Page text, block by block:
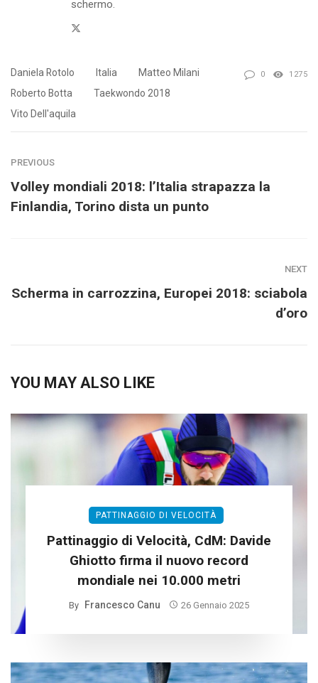
schermo.
Daniela Rotolo Italia
Matteo Milani
Roberto Botta
Taekwondo 2018
Vito Dell'aquila
0 1275
PREVIOUS
Volley mondiali 2018: l’Italia strapazza la
Finlandia, Torino dista un punto
NEXT
Scherma in carrozzina, Europei 2018: sciabola
d’oro
YOU MAY ALSO LIKE
PATTINAGGIO DI VELOCITÀ
Pattinaggio di Velocità, CdM: Davide
Ghiotto firma il nuovo record
mondiale nei 10.000 metri
By Francesco Canu 26 Gennaio 2025